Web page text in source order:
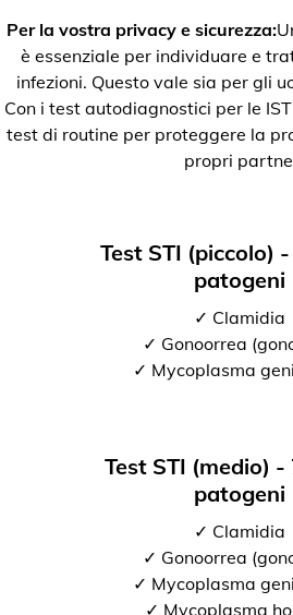
Per la vostra privacy e sicurezza:
è essenziale per individuare e
infezioni. Questo vale sia per gli
Con i test autodiagnostici per le
test di routine per proteggere la
propri
Test STI (piccolo)
patogeni
✓ Clamidia
✓ Gonoorrea
✓ Mycoplasma
Test STI (medio)
patogeni
✓ Clamidia
✓ Gonoorrea
✓ Mycoplasma
✓ Mycoplasma